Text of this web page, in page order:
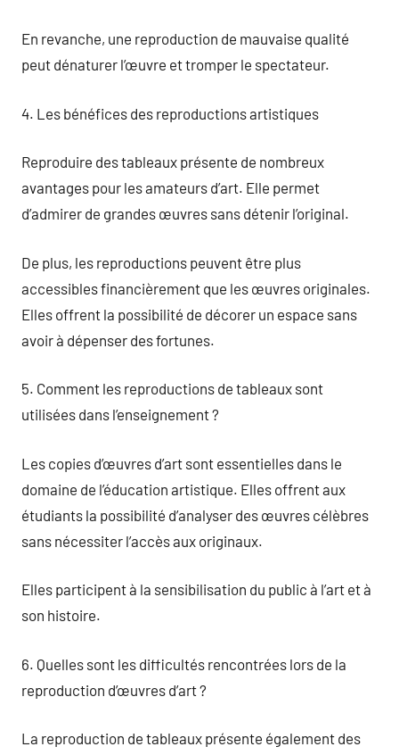
En revanche, une reproduction de mauvaise qualité
peut dénaturer l’œuvre et tromper le spectateur.
4. Les bénéfices des reproductions artistiques
Reproduire des tableaux présente de nombreux
avantages pour les amateurs d’art. Elle permet
d’admirer de grandes œuvres sans détenir l’original.
De plus, les reproductions peuvent être plus
accessibles financièrement que les œuvres originales.
Elles offrent la possibilité de décorer un espace sans
avoir à dépenser des fortunes.
5. Comment les reproductions de tableaux sont
utilisées dans l’enseignement ?
Les copies d’œuvres d’art sont essentielles dans le
domaine de l’éducation artistique. Elles offrent aux
étudiants la possibilité d’analyser des œuvres célèbres
sans nécessiter l’accès aux originaux.
Elles participent à la sensibilisation du public à l’art et à
son histoire.
6. Quelles sont les difficultés rencontrées lors de la
reproduction d’œuvres d’art ?
La reproduction de tableaux présente également des